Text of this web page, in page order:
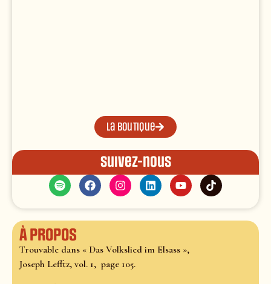
La boutique
Suivez-nous
À propos
Trouvable dans « Das Volkslied im Elsass »,
Joseph Lefftz, vol. 1, page 105.